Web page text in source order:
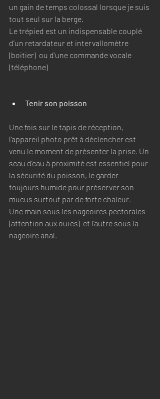
un gain de temps colossal lorsque je suis
tout seul sur la berge.
Le trépied est un indispensable couplé
d’un retardateur et intervallomètre
(boitier)  ou d’une commande vocale
(téléphone)
Tenir son poisson
Une fois sur le tapis de réception,
l’appareil photo prêt à déclencher est
venu le moment de présenter la prise. Un
seau d’eau à proximité est essentiel pour
la sécurité du poisson, le garder
toujours humide pour préserver son
mucus surtout par de forte chaleur.
Une main sous les nageoires pectorales
(attention aux ouïes)  et l’autre sous la
nageoire anal.